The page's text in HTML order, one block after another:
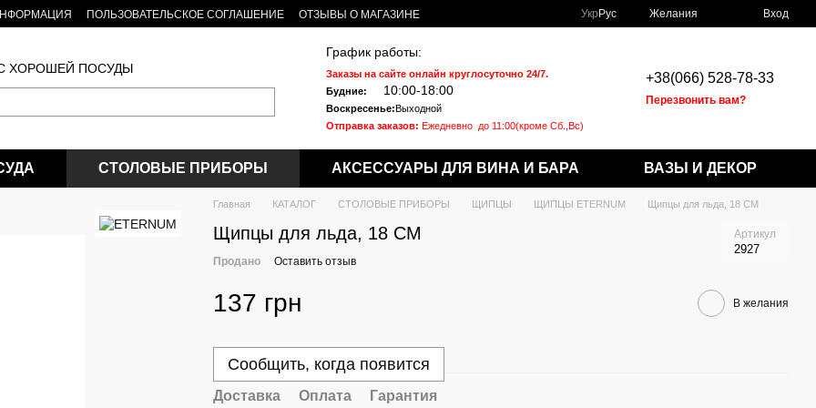
ПОЛЬЗОВАТЕЛЬСКОЕ СОГЛАШЕНИЕ
ОТЗЫВЫ О МАГАЗИНЕ
Укр Рус Желания Вход
ХОРОШЕЙ ПОСУДЫ
График работы:
Заказы на сайте онлайн круглосуточно 24/7.
Будние:
10:00-18:00
Воскресенье:Выходной
Отправка заказов: Ежедневно до 11:00(кроме Сб.,Вс)
+38(066) 528-78-33
Перезвонить вам?
СТОЛОВЫЕ ПРИБОРЫ АКСЕССУАРЫ ДЛЯ ВИНА И БАРА ВАЗЫ И ДЕКОР
Главная КАТАЛОГ СТОЛОВЫЕ ПРИБОРЫ ЩИПЦЫ ЩИПЦЫ ETERNUM Щипцы для льда, 18 СМ
Щипцы для льда, 18 СМ Артикул
2927
Продано Оставить отзыв
137 грн В желания
Сообщить, когда появится
Доставка Оплата Гарантия